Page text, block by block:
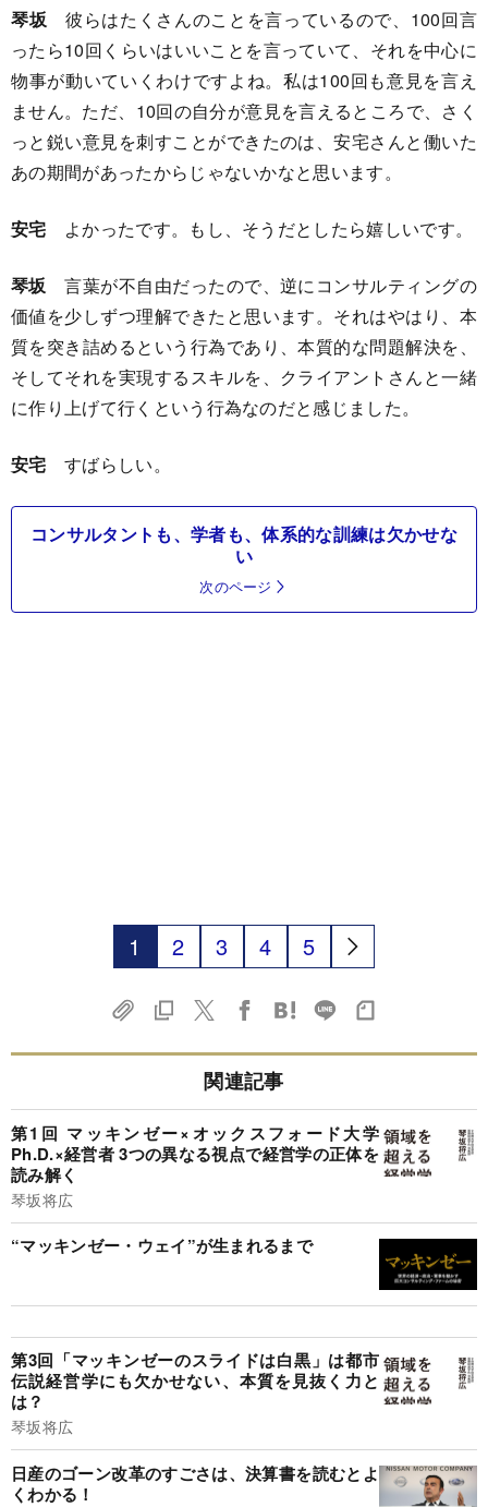
琴坂 彼らはたくさんのことを言っているので、100回言
ったら10回くらいはいいことを言っていて、それを中心に
物事が動いていくわけですよね。私は100回も意見を言え
ません。ただ、10回の自分が意見を言えるところで、さく
っと鋭い意見を刺すことができたのは、安宅さんと働いた
あの期間があったからじゃないかなと思います。
安宅 よかったです。もし、そうだとしたら嬉しいです。
琴坂 言葉が不自由だったので、逆にコンサルティングの
価値を少しずつ理解できたと思います。それはやはり、本
質を突き詰めるという行為であり、本質的な問題解決を、
そしてそれを実現するスキルを、クライアントさんと一緒
に作り上げて行くという行為なのだと感じました。
安宅 すばらしい。
コンサルタントも、学者も、体系的な訓練は欠かせな
い
次のページ
1 2 3 4 5
関連記事
第1回 マッキンゼー×オックスフォード大学
Ph.D.×経営者 3つの異なる視点で経営学の正体を
読み解く
琴坂将広
“マッキンゼー・ウェイ”が生まれるまで
第3回「マッキンゼーのスライドは白黒」は都市
伝説経営学にも欠かせない、本質を見抜く力と
は？
琴坂将広
日産のゴーン改革のすごさは、決算書を読むとよ
くわかる！